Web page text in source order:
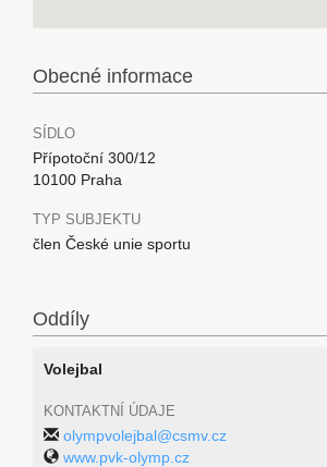
Obecné informace
SÍDLO
Přípotoční 300/12
10100 Praha
TYP SUBJEKTU
člen České unie sportu
Oddíly
Volejbal
KONTAKTNÍ ÚDAJE
olympvolejbal@csmv.cz
www.pvk-olymp.cz